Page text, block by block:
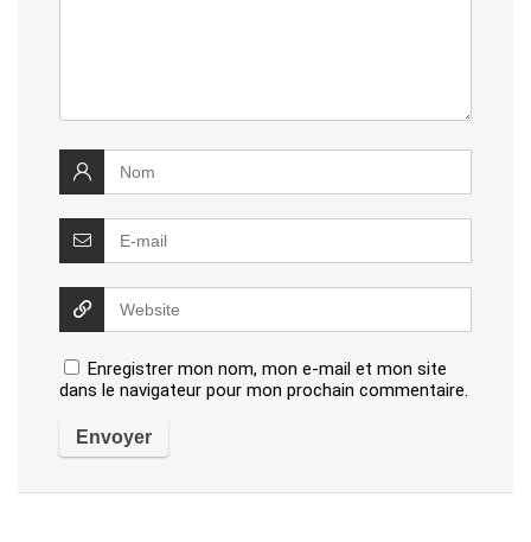
Enregistrer mon nom, mon e-mail et mon site
dans le navigateur pour mon prochain commentaire.